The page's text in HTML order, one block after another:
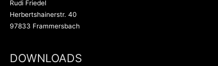
Rudi Friedel
Herbertshainerstr. 40
97833 Frammersbach
DOWNLOADS